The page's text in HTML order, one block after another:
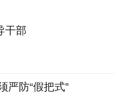
干部
严防“假把式”